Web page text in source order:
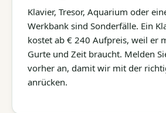
Klavier, Tresor, Aquarium oder
Werkbank sind Sonderfälle. Ein
kostet ab € 240 Aufpreis, weil er
Gurte und Zeit braucht. Melden
vorher an, damit wir mit der
anrücken.